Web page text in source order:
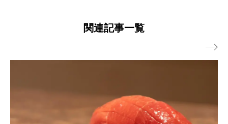
関連記事一覧
